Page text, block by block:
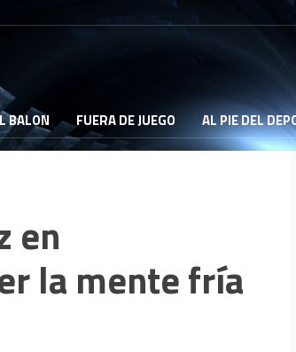
BALON FUERA DE JUEGO AL PIE DEL
en
la mente fría